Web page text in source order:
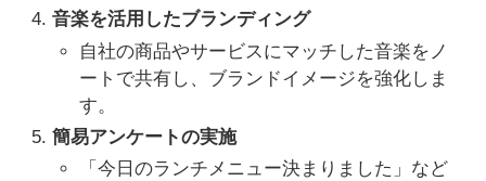
音楽を活用したブランディング
自社の商品やサービスにマッチした音楽をノ
ートで共有し、ブランドイメージを強化しま
す。
簡易アンケートの実施
「今日のランチメニュー決まりました」など